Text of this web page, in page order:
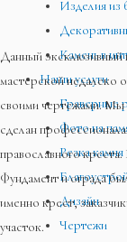
Изделия из
Камень в
Наши услуги
Граверные
Фото на
Резка камня
Дизайн
Чертежи
Данный эксклюзивный
мастерской недалеко
своими чертежами. Мы
сделан
православного
Фундамент и ограда
именно крест,
участок.